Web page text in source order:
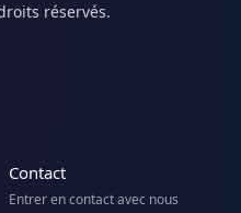
réservés.
Contact
Entrer en contact avec nous